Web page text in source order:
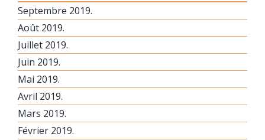
Septembre 2019.
Août 2019.
Juillet 2019.
Juin 2019.
Mai 2019.
Avril 2019.
Mars 2019.
Février 2019.